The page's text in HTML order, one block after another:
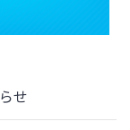
せ